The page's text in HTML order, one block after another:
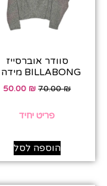
סוודר אוברסייז
BILLABONG מידה S
70.00₪
50.00 ₪
פריט יחיד
הוספה לסל